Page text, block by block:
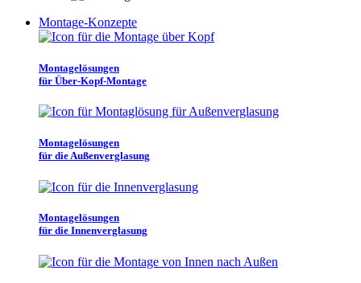
Montage-Konzepte
Montagelösungen
für Über-Kopf-Montage
Montagelösungen
für die Außenverglasung
Montagelösungen
für die Innenverglasung